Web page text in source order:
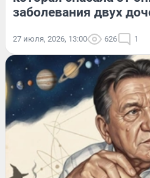
заболевания двух
27 июля, 2026, 13:00 626 1